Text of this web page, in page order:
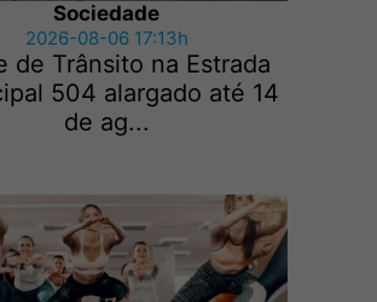
Sociedade
2026-08-06 17:13h
de Trânsito na Estrada
504 alargado até 14
de ag...